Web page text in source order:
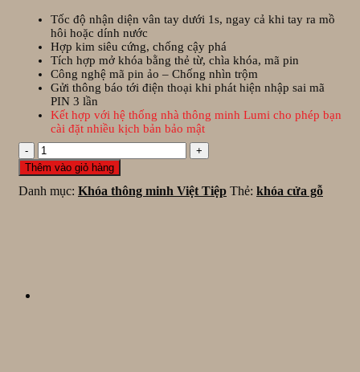
Tốc độ nhận diện vân tay dưới 1s, ngay cả khi tay ra mồ
hôi hoặc dính nước
Hợp kim siêu cứng, chống cậy phá
Tích hợp mở khóa bằng thẻ từ, chìa khóa, mã pin
Công nghệ mã pin ảo – Chống nhìn trộm
Gửi thông báo tới điện thoại khi phát hiện nhập sai mã
PIN 3 lần
Kết hợp với hệ thống nhà thông minh Lumi cho phép bạn
cài đặt nhiều kịch bản bảo mật
Khóa
cửa
thông
minh
Thêm vào giỏ hàng
Danh mục: Khóa thông minh Việt Tiệp Thẻ: khóa cửa gỗ